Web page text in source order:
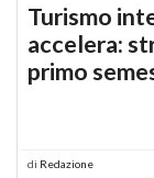
Turismo
accelera:
primo
di Redazione